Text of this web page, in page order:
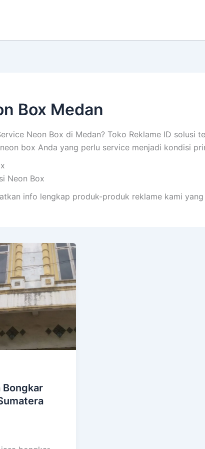
Box Medan
Neon Box di Medan? Toko Reklame ID
box Anda yang perlu service menjadi kondisi
Neon Box
info lengkap produk-produk reklame kami
Bongkar